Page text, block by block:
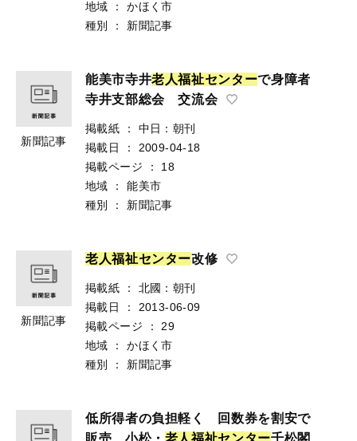
地域
：
かほく市
種別
： 新聞記事
新聞記事
能美市寺井老 人福祉センタ ーで身障者
寺井支部総会 交流会
掲載紙 ：
中日：朝刊
掲載日
：
2009-04-18
掲載ページ
：
18
地域
：
能美市
種別
： 新聞記事
新聞記事
老 人福祉センター改修
掲載紙 ：
北國：朝刊
掲載日
：
2013-06-09
掲載ページ
：
29
地域
：
かほく市
種別
： 新聞記事
低所得者の負担軽く 回数券を割安で
販売 小松・ 老人福祉セ ンター千松閣